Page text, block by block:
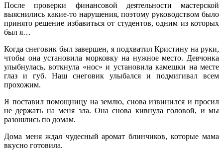
После проверки финансовой деятельности мастерской
выяснились какие-то нарушения, поэтому руководством было
принято решение избавиться от студентов, одним из которых
был я…
Когда снеговик был завершен, я подхватил Кристину на руки,
чтобы она установила морковку на нужное место. Девчонка
улыбнулась, воткнула «нос» и установила камешки на месте
глаз и губ. Наш снеговик улыбался и подмигивал всем
прохожим.
Я поставил помощницу на землю, снова извинился и просил
не держать на меня зла. Она снова кивнула головой, и мы
разошлись по домам.
Дома меня ждал чудесный аромат блинчиков, которые мама
вкусно готовила.